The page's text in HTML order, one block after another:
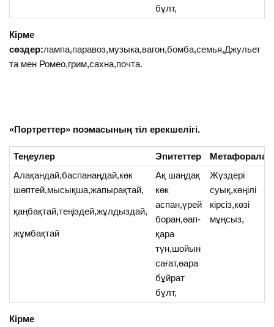
бұлт,
Кірме
сөздер:лампа,паравоз,музыка,вагон,бомба,семья,Джульет
та мен Ромео,грим,сахна,почта.
«Портреттер» поэмасының тіл ерекшелігі.
Теңеулер Эпитеттер
Метафоралар
Алақандай,баспанаңдай,көк
шөптей,мысықша,жапырақтай,
қаңбақтай,теңіздей,жұлдыздай,
жұмбақтай
Ақ шаңдақ
көк
аспан,үрей
боран,өап-
қара
түн,шойын
сағат,өара
бұйрат
бұлт,
Жүздері
суық,көңілі
кірсіз,көзі
мұңсыз,
Кірме